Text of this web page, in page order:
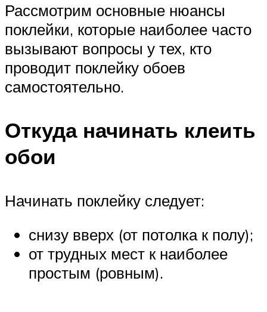
Рассмотрим основные нюансы
поклейки, которые наиболее часто
вызывают вопросы у тех, кто
проводит поклейку обоев
самостоятельно.
Откуда начинать клеить
обои
Начинать поклейку следует:
снизу вверх (от потолка к полу);
от трудных мест к наиболее
простым (ровным).